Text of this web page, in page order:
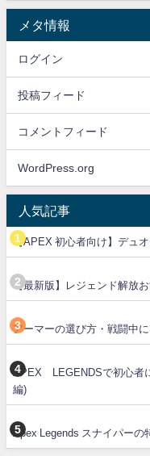
メタ情報
ログイン
投稿フィード
コメントフィード
WordPress.org
人気記事
【APEX 初心者向け】デュ
【最新版】レジェンド解放お
アーマーの選び方・戦闘中
APEX LEGENDSで初心者
編)
Apex Legends スナイパー